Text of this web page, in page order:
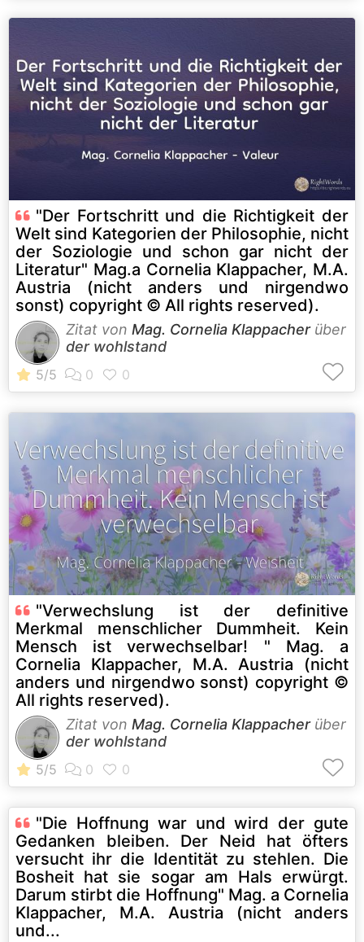
"Der Fortschritt und die Richtigkeit der
Welt sind Kategorien der Philosophie, nicht
der Soziologie und schon gar nicht der
Literatur" Mag.a Cornelia Klappacher, M.A.
Austria (nicht anders und nirgendwo
sonst) copyright © All rights reserved).
Zitat von Mag. Cornelia Klappacherüber
der wohlstand
"Verwechslung ist der definitive
Merkmal menschlicher Dummheit. Kein
Mensch ist verwechselbar! " Mag. a
Cornelia Klappacher, M.A. Austria (nicht
anders und nirgendwo sonst) copyright ©
All rights reserved).
Zitat von Mag. Cornelia Klappacherüber
der wohlstand
"Die Hoffnung war und wird der gute
Gedanken bleiben. Der Neid hat öfters
versucht ihr die Identität zu stehlen. Die
Bosheit hat sie sogar am Hals erwürgt.
Darum stirbt die Hoffnung" Mag. a Cornelia
Klappacher, M.A. Austria (nicht anders
und...